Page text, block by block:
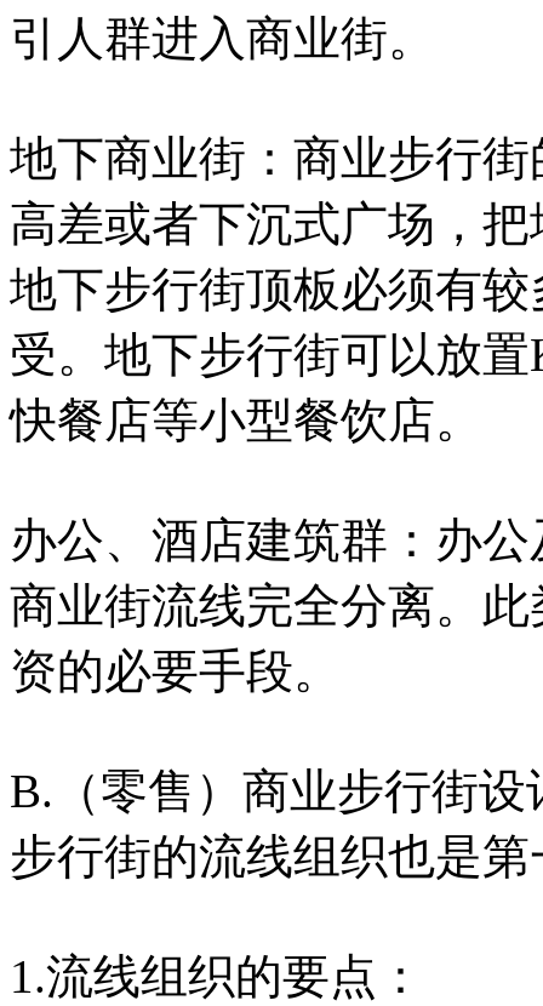
引人群进入商业街。
地下商业街：商业步行
高差或者下沉式广场，
地下步行街顶板必须有
受。地下步行街可以放
快餐店等小型餐饮店。
办公、酒店建筑群：办
商业街流线完全分离。
资的必要手段。
B.（零售）商业步行街设
步行街的流线组织也是
1.流线组织的要点：